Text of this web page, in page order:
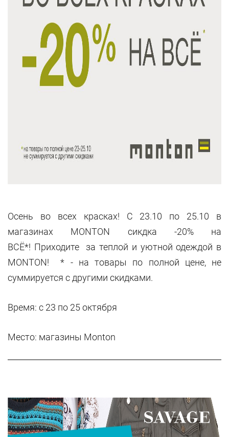
Осень во всех красках! С 23.10 по 25.10 в
магазинах MONTON сикдка -20% на
ВСЁ*! Приходите за теплой и уютной одеждой в
MONTON! * - на товары по полной цене, не
суммируется с другими скидками.
Время: с 23 по 25 октября
Место: магазины Monton